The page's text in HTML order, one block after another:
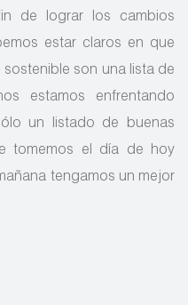
de lograr los cambios
estar claros en que
son una lista de
estamos enfrentando
un listado de buenas
tomemos el día de hoy
tengamos un mejor